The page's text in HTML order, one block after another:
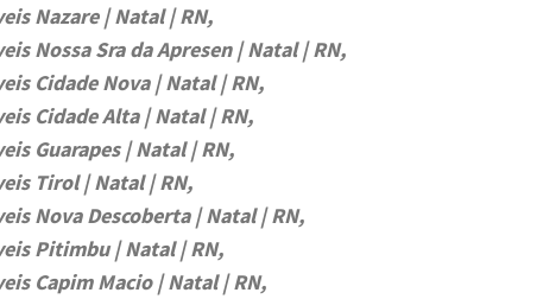
Nazare | Natal | RN,
Nossa Sra da Apresen | Natal | RN,
Cidade Nova | Natal | RN,
Cidade Alta | Natal | RN,
Guarapes | Natal | RN,
Tirol | Natal | RN,
Nova Descoberta | Natal | RN,
Pitimbu | Natal | RN,
Capim Macio | Natal | RN,